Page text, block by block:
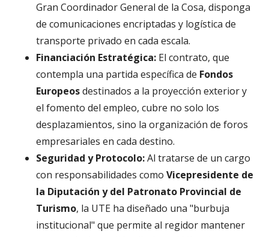
Gran Coordinador General de la Cosa, disponga
de comunicaciones encriptadas y logística de
transporte privado en cada escala.
Financiación Estratégica: El contrato, que
contempla una partida específica de Fondos
Europeosdestinados a la proyección exterior y
el fomento del empleo, cubre no solo los
desplazamientos, sino la organización de foros
empresariales en cada destino.
Seguridad y Protocolo:Al tratarse de un cargo
con responsabilidades como Vicepresidente de
la Diputación y del Patronato Provincial de
Turismo, la UTE ha diseñado una "burbuja
institucional" que permite al regidor mantener